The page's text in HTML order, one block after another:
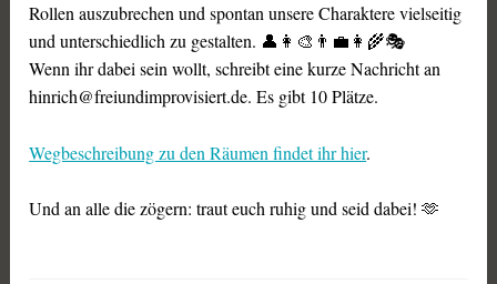
Rollen auszubrechen und spontan unsere Charaktere vielseitig
und unterschiedlich zu gestalten. 👤👩‍🎨👨‍💼👩‍🌾🎭
Wenn ihr dabei sein wollt, schreibt eine kurze Nachricht an
hinrich@freiundimprovisiert.de. Es gibt 10 Plätze.
Wegbeschreibung zu den Räumen findet ihr hier.
Und an alle die zögern: traut euch ruhig und seid dabei! 🫶